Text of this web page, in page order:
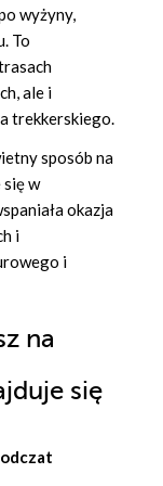
wyżyny,
To
ale i
trekkerskiego.
sposób na
się w
okazja
i
i
na
się